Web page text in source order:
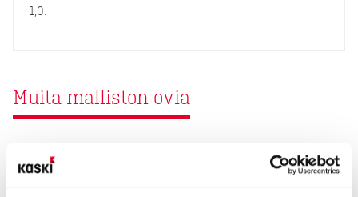
1,0.
Muita malliston ovia